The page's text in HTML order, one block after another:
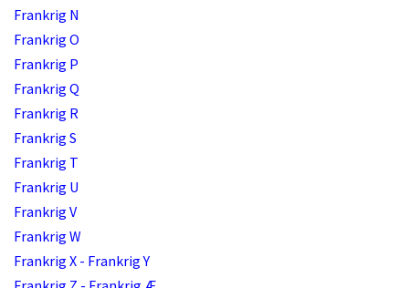
Frankrig N
Frankrig O
Frankrig P
Frankrig Q
Frankrig R
Frankrig S
Frankrig T
Frankrig U
Frankrig V
Frankrig W
Frankrig X - Frankrig Y